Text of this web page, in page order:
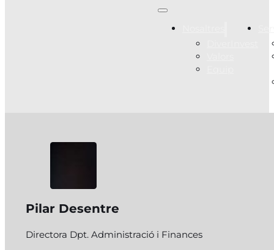
Pilar Desentre
Directora Dpt. Administració i Finances